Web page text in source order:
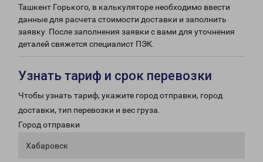
Ташкент Горького, в калькуляторе необходимо ввести
данные для расчета стоимости доставки и заполнить
заявку. После заполнения заявки с вами для уточнения
деталей свяжется специалист ПЭК.
Узнать тариф и срок перевозки
Чтобы узнать тариф, укажите город отправки, город
доставки, тип перевозки и вес груза.
Город отправки
Хабаровск